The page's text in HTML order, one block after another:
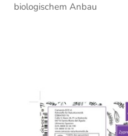
biologischem Anbau